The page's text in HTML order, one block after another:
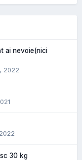
ai nevoie(nici
2022
30 kg